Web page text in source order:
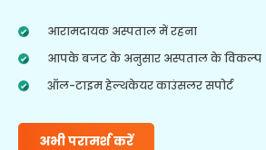
आरामदायक अस्पताल में रहना
आपके बजट के अनुसार अस्पताल के विकल्प
ऑल-टाइम हेल्थकेयर काउंसलर सपोर्ट
अभी परामर्श करें